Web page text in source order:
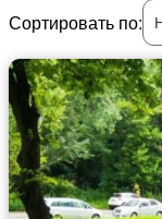
Сортировать по: